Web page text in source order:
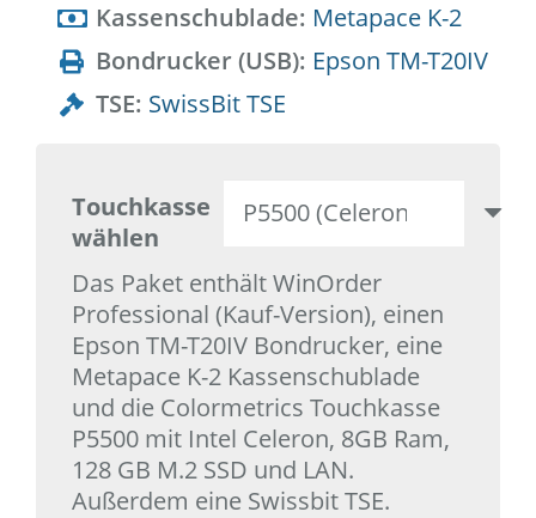
Kassenschublade: Metapace K-2
Bondrucker (USB): Epson TM-T20IV
TSE: SwissBit TSE
Touchkasse
wählen
Das Paket enthält WinOrder
Professional (Kauf-Version), einen
Epson TM-T20IV Bondrucker, eine
Metapace K-2 Kassenschublade
und die Colormetrics Touchkasse
P5500 mit Intel Celeron, 8GB Ram,
128 GB M.2 SSD und LAN.
Außerdem eine Swissbit TSE.